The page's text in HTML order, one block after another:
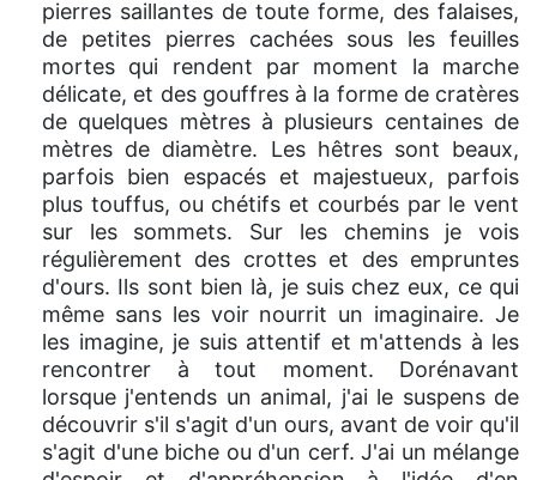
pierres saillantes de toute forme, des falaises,
de petites pierres cachées sous les feuilles
mortes qui rendent par moment la marche
délicate, et des gouffres à la forme de cratères
de quelques mètres à plusieurs centaines de
mètres de diamètre. Les hêtres sont beaux,
parfois bien espacés et majestueux, parfois
plus touffus, ou chétifs et courbés par le vent
sur les sommets. Sur les chemins je vois
régulièrement des crottes et des empruntes
d'ours. Ils sont bien là, je suis chez eux, ce qui
même sans les voir nourrit un imaginaire. Je
les imagine, je suis attentif et m'attends à les
rencontrer à tout moment. Dorénavant
lorsque j'entends un animal, j'ai le suspens de
découvrir s'il s'agit d'un ours, avant de voir qu'il
s'agit d'une biche ou d'un cerf. J'ai un mélange